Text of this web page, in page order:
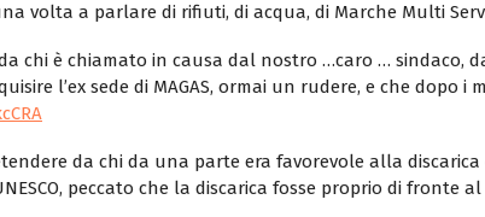
volta a parlare di rifiuti, di acqua, di Marche Multi Servizi
chi è chiamato in causa dal nostro …caro … sindaco,
l’ex sede di MAGAS, ormai un rudere, e che
da chi da una parte era favorevole alla
peccato che la discarica fosse proprio di fronte